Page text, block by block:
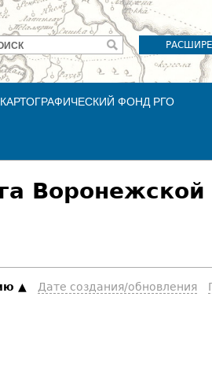
КАРТОГРАФИЧЕСКИЙ ФОНД РГО
Воронежской
Дате создания/обновления